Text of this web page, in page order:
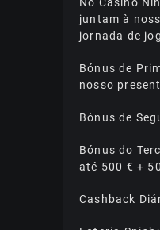
juntam à
jornada de
Bónus de
nosso
Bónus de
Bónus do
até 500 € +
Саshbасk